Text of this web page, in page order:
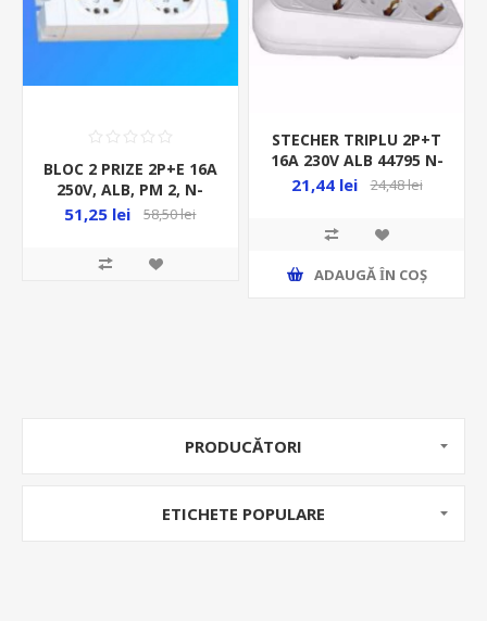
BLOC 2 PRIZE 2P+E 16A
250V, ALB, PM 2, N-
02548/2
51,25 lei 58,50 lei
STECHER TRIPLU 2P+T
16A 230V ALB 44795 N-
03738A
21,44 lei 24,48 lei
ADAUGĂ ȊN COŞ
PRODUCĂTORI
ETICHETE POPULARE